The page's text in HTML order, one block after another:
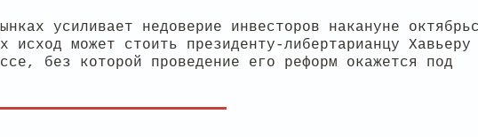
усиливает недоверие инвесторов накануне
исход может стоить президенту-либертарианцу Хавьеру
без которой проведение его реформ окажется под